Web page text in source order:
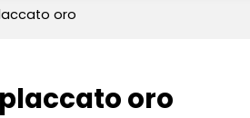
oro
oro